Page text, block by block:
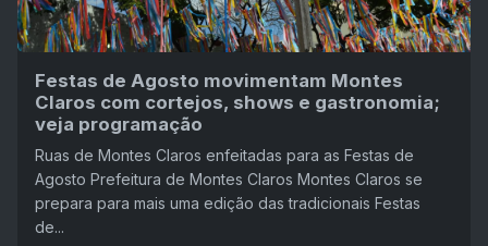
Festas de Agosto movimentam Montes
Claros com cortejos, shows e gastronomia;
veja programação
Ruas de Montes Claros enfeitadas para as Festas de
Agosto Prefeitura de Montes Claros Montes Claros se
prepara para mais uma edição das tradicionais Festas
de...